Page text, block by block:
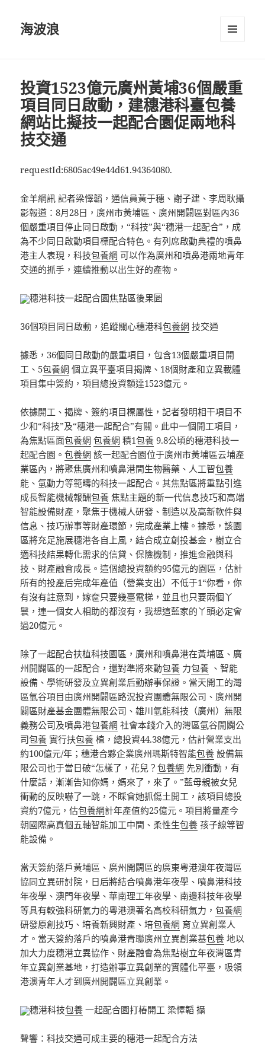
海波浪
投資1523億元廣州黃埔36個嚴重
項目同日啟動，建穗港科臺包養
網站比擬技一起配合園促兩地科
技交通
requestId:6805ac49e44d61.94364080.
金羊網訊 記者梁懌韜，通信員黃于穗、謝子建、李周耿攝
影報道：8月28日，廣州市黃埔區、廣州開闢區對區內36
個嚴重項目停止同日啟動，“科技”與“穗港一起配合”，成
為不少同日啟動項目標配合特色。有列席啟動典禮的噴鼻
港主人表現，科技包養網 可以作為廣州和噴鼻港兩地青年
交通的抓手，連續推動以出生好的產物。
穗港科技一起配合園焦點區後果圖
36個項目同日啟動，追蹤關心穗港科包養網 技交通
據悉，36個同日啟動的嚴重項目，包含13個嚴重項目開
工、5包養網 個立異平臺項目揭牌、18個財產和立異載體
項目集中簽約，項目總投資額達1523億元。
依據開工、揭牌、簽約項目標屬性，記者發明相干項目不
少和“科技”及“穗港一起配合”有關。此中一個開工項目，
為焦點區面包養網 包養網 積1包養 9.8公頃的穗港科技一
起配合園。包養網 該一起配合園位于廣州市黃埔區云埔產
業區內，將聚焦廣州和噴鼻港間生物醫藥、人工智包養
能、氫動力等範疇的科技一起配合。其焦點區將重點引進
成長智能機械報酬包養 焦點主題的新一代信息技巧和高端
智能設備財產，聚焦于機械人研發、制造以及高新軟件與
信息、技巧辦事等財產環節，完成產業上樓。據悉，該園
區將充足施展穗港各自上風，結合成立創投基金，樹立合
適科技結果轉化需求的信貸、保險機制，推進金融與科
技、財產融會成長。這個總投資額約95億元的園區，估計
所有的投產后完成年產值（營業支出）不低于1“你看，你
有沒有註意到，嫁奩只要幾臺電梯，並且也只要兩個丫
鬟，連一個女人相助的都沒有，我想這藍家的丫頭必定會
過20億元。
除了一起配合扶植科技園區，廣州和噴鼻港在黃埔區、廣
州開闢區的一起配合，還對準將來動包養 力包養 、智能
設備、學術研發及立異創業后勤辦事保證。當天開工的灣
區氫谷項目由廣州開闢區路況投資團體無限公司、廣州開
闢區財產基金團體無限公司、雄川氫能科技（廣州）無限
義務公司及噴鼻港包養網 社會本錢介入的灣區氫谷開闢公
司包養 實行扶包養 植，總投資44.38億元，估計營業支出
約100億元/年；穗港合夥企業廣州瑪斯特智能包養 設備無
限公司也于當日破“怎樣了，花兒？包養網 先別衝動，有
什麼話，漸漸告知你媽，媽來了，來了。”藍母親被女兒
衝動的反映嚇了一跳，不睬會她抓傷土開工，該項目總投
資約7億元，估包養網計年產值約25億元。項目將量產今
朝國際高真個五軸智能加工中間、柔性生包養 孩子線等智
能設備。
當天簽約落戶黃埔區、廣州開闢區的廣東粵港澳年夜灣區
協同立異研討院，日后將結合噴鼻港年夜學、噴鼻港科技
年夜學、澳門年夜學、華南理工年夜學、南邊科技年夜學
等具有較強科研氣力的粵港澳著名高校科研氣力，包養網
研發原創技巧、培養新興財產、培包養網 育立異創業人
才。當天簽約落戶的噴鼻港青聯廣州立異創業基包養 地以
加大力度穗港立異協作、財產融會為焦點樹立年夜灣區青
年立異創業基地，打造辦事立異創業的實體化平臺，吸領
港澳青年人才到廣州開闢區立異創業。
穗港科技包養 一起配合園打樁開工 梁懌韜 攝
聲響：科技交通可成主要的穗港一起配合方法